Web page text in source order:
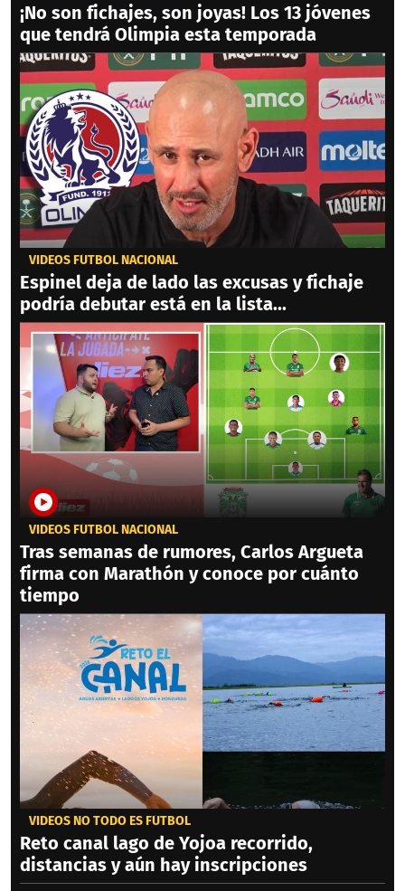
¡No son fichajes, son joyas! Los 13 jóvenes
que tendrá Olimpia esta temporada
VIDEOS FÚTBOL NACIONAL
Espinel deja de lado las excusas y fichaje
podría debutar está en la lista...
VIDEOS FÚTBOL NACIONAL
Tras semanas de rumores, Carlos Argueta
firma con Marathón y conoce por cuánto
tiempo
VIDEOS NO TODO ES FÚTBOL
Reto canal lago de Yojoa recorrido,
distancias y aún hay inscripciones